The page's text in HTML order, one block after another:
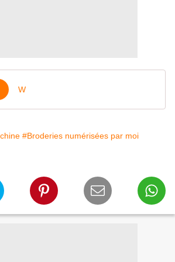
W
#Broderies numérisées par moi